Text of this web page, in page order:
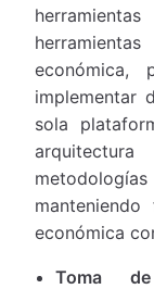
económica,
implementar
sola
económica
Toma